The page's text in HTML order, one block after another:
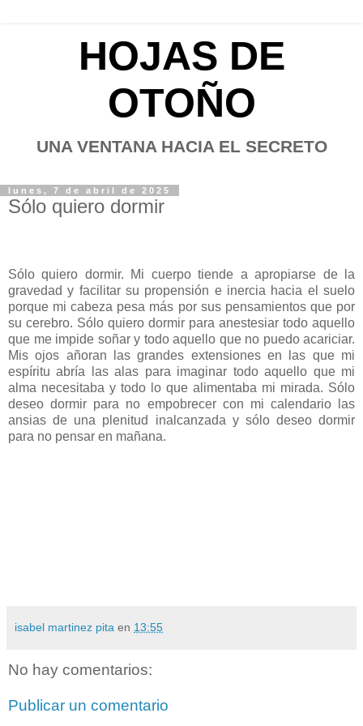
HOJAS DE
OTOÑO
UNA VENTANA HACIA EL SECRETO
lunes, 7 de abril de 2025
Sólo quiero dormir
Sólo quiero dormir. Mi cuerpo tiende a apropiarse de la
gravedad y facilitar su propensión e inercia hacia el suelo
porque mi cabeza pesa más por sus pensamientos que por
su cerebro. Sólo quiero dormir para anestesiar todo aquello
que me impide soñar y todo aquello que no puedo acariciar.
Mis ojos añoran las grandes extensiones en las que mi
espíritu abría las alas para imaginar todo aquello que mi
alma necesitaba y todo lo que alimentaba mi mirada. Sólo
deseo dormir para no empobrecer con mi calendario las
ansias de una plenitud inalcanzada y sólo deseo dormir
para no pensar en mañana.
isabel martinez pita en 13:55
No hay comentarios:
Publicar un comentario